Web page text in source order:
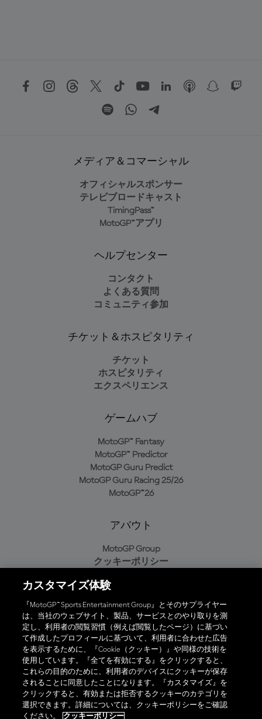
メディア＆コマーシャル
オフィシャルスポンサー
テレビブロードキャスト
TimingPass™
MotoGP™アプリ
ヘルプセンター
コンタクト
よくある質問
コミュニティ参加
チケット＆ホスピタリティ
チケット
ホスピタリティ
エクスペリエンス
ゲームハブ
MotoGP™ Fantasy
MotoGP™ Predictor
MotoGP Guru Predict
MotoGP Guru Racing 25/26
MotoGP™26
アバウト
MotoGP Group
クッキーポリシー
プライバシーポリシー
購入ポリシー
オフィシャルアプリ
© 2026 MotoGP Sports Entertainment Group. 全著作権所有。全ての
カスタマイズ体験
『MotoGP™ Sports Entertainment Group』とそのサプライヤー
は、当社のウェブサイト、製品、サービスとのやり取りを測
定し、利用者の閲覧習慣（例えば閲覧したページ）に基づい
て作成したプロフィールに基づいて、利用者に合わせた広告
を表示するために、『Cookie（クッキー）』や同様の技術を
使用しています。『全てを有効にする』をクリックすると、
これらの目的のために、利用者のデバイスにクッキーが保存
されることに同意したことになります。『カスタマイズ』を
クリックすると、有効または拒否するクッキーのカテゴリを
選択できます。詳細については、クッキーポリシーをご確認
ください。
クッキーポリシー